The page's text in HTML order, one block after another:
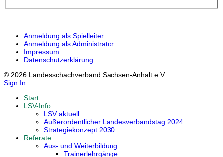
Anmeldung als Spielleiter
Anmeldung als Administrator
Impressum
Datenschutzerklärung
© 2026 Landesschachverband Sachsen-Anhalt e.V.
Sign In
Start
LSV-Info
LSV aktuell
Außerordentlicher Landesverbandstag 2024
Strategiekonzept 2030
Referate
Aus- und Weiterbildung
Trainerlehrgänge